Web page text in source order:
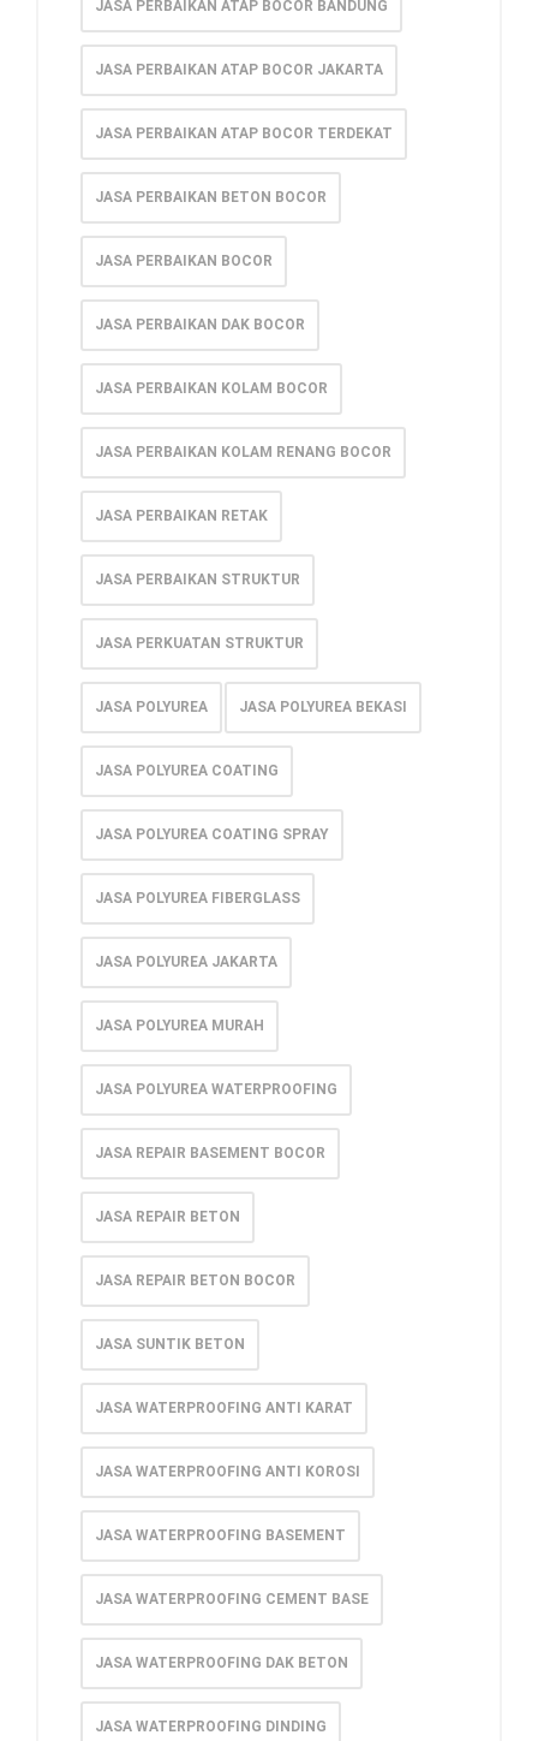
JASA PERBAIKAN ATAP BOCOR BANDUNG
JASA PERBAIKAN ATAP BOCOR JAKARTA
JASA PERBAIKAN ATAP BOCOR TERDEKAT
JASA PERBAIKAN BETON BOCOR
JASA PERBAIKAN BOCOR
JASA PERBAIKAN DAK BOCOR
JASA PERBAIKAN KOLAM BOCOR
JASA PERBAIKAN KOLAM RENANG BOCOR
JASA PERBAIKAN RETAK
JASA PERBAIKAN STRUKTUR
JASA PERKUATAN STRUKTUR
JASA POLYUREA JASA POLYUREA BEKASI
JASA POLYUREA COATING
JASA POLYUREA COATING SPRAY
JASA POLYUREA FIBERGLASS
JASA POLYUREA JAKARTA
JASA POLYUREA MURAH
JASA POLYUREA WATERPROOFING
JASA REPAIR BASEMENT BOCOR
JASA REPAIR BETON
JASA REPAIR BETON BOCOR
JASA SUNTIK BETON
JASA WATERPROOFING ANTI KARAT
JASA WATERPROOFING ANTI KOROSI
JASA WATERPROOFING BASEMENT
JASA WATERPROOFING CEMENT BASE
JASA WATERPROOFING DAK BETON
JASA WATERPROOFING DINDING